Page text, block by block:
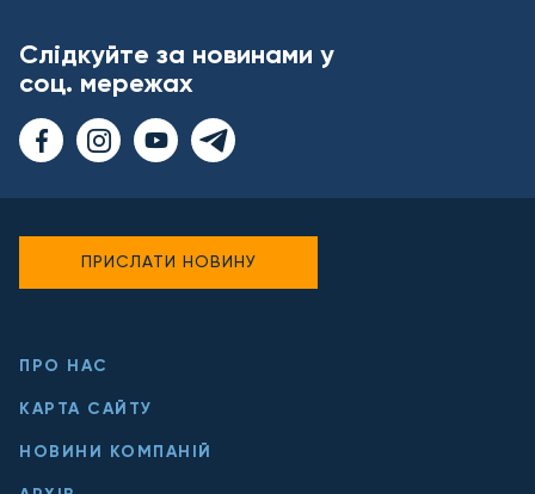
Слідкуйте за новинами у
соц. мережах
ПРО НАС
КАРТА САЙТУ
НОВИНИ КОМПАНІЙ
ПРИСЛАТИ НОВИНУ